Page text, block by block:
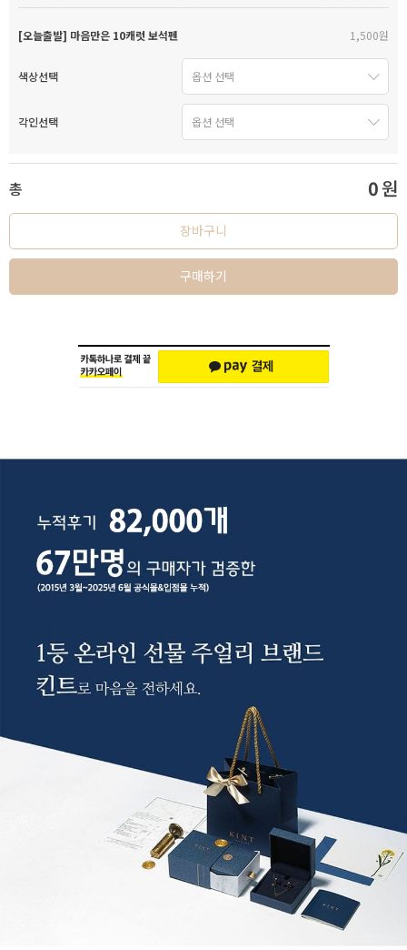
[오늘출발] 마음만은 10캐럿 보석펜 1,500원
색상선택
각인선택
총 0원
장바구니
구매하기